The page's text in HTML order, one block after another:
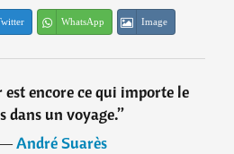
WhatsApp Image
est encore ce qui importe le
dans un voyage.”
André Suarès